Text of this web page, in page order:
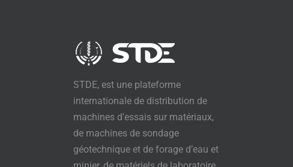
STDE, est une plateforme
internationale de distribution de
machines d’essais sur matériaux,
de machines de sondage
géotechnique et de forage d’eau et